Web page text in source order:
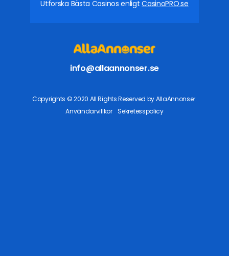
Utforska Bästa Casinos enligtCasinoPRO.se
info@allaannonser.se
Copyrights © 2020 All Rights Reserved by AllaAnnonser.
Användarvillkor
Sekretesspolicy